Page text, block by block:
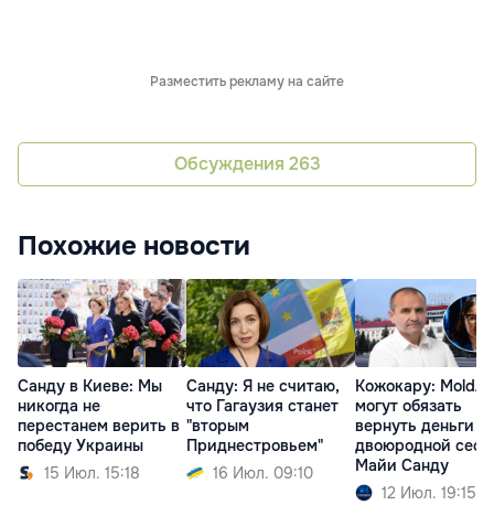
Разместить рекламу на сайте
Обсуждения 263
Похожие новости
Санду в Киеве: Мы
никогда не
перестанем верить в
победу Украины
15 Июл. 15:18
Санду: Я не считаю,
что Гагаузия станет
"вторым
Приднестровьем"
16 Июл. 09:10
Кожокару:
могут обязать
вернуть деньги
двоюродной
Майи Санду
12 Июл. 19:15